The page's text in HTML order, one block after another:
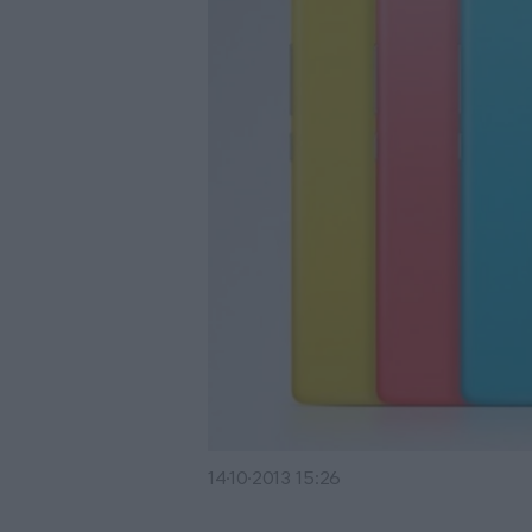
14·10·2013 15:26